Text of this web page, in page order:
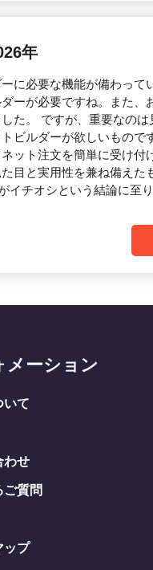
年
に必要な機能が備わって
ーが必要ですね。また、
た。 ですが、重要なのは
ビルダーが欲しいもので
ット注文を簡単に受け付
目と実用性を兼ね備えた
イチオシという結論に至
メーション
いて
わせ
ご質問
ップ